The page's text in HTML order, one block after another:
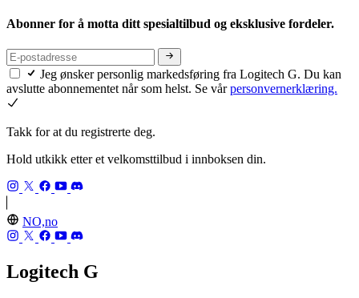
Abonner for å motta ditt spesialtilbud og eksklusive fordeler.
Jeg ønsker personlig markedsføring fra Logitech G. Du kan
avslutte abonnementet når som helst. Se vårpersonvernerklæring.
Takk for at du registrerte deg.
Hold utkikk etter et velkomsttilbud i innboksen din.
NO,no
Logitech G